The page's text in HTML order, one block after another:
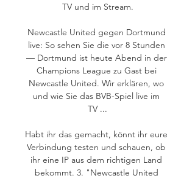
TV und im Stream.
Newcastle United gegen Dortmund
live: So sehen Sie die vor 8 Stunden
— Dortmund ist heute Abend in der
Champions League zu Gast bei
Newcastle United. Wir erklären, wo
und wie Sie das BVB-Spiel live im
TV ...
Habt ihr das gemacht, könnt ihr eure
Verbindung testen und schauen, ob
ihr eine IP aus dem richtigen Land
bekommt. 3. "Newcastle United